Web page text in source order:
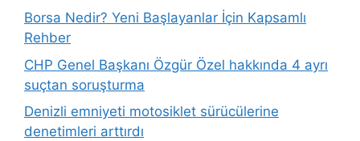
Borsa Nedir? Yeni Başlayanlar İçin Kapsamlı
Rehber
CHP Genel Başkanı Özgür Özel hakkında 4 ayrı
suçtan soruşturma
Denizli emniyeti motosiklet sürücülerine
denetimleri arttırdı